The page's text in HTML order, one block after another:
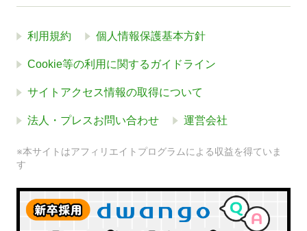
利用規約 個人情報保護基本方針
Cookie等の利用に関するガイドライン
サイトアクセス情報の取得について
法人・プレスお問い合わせ 運営会社
※本サイトはアフィリエイトプログラムによる収益を得ていま
す